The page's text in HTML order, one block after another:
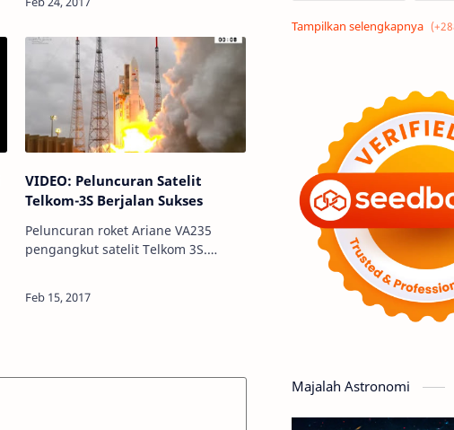
NASA/ESA/CSA Info Astronomy -
merupakan sebuah program…
VIDEO: Peluncuran Satelit
Telkom-3S Berjalan Sukses
Peluncuran roket Ariane VA235
pengangkut satelit Telkom 3S.
Februari 2017 pukul 4:39 WIB, roket
Alam semesta
Tata
Hype Astronot
Asteroid
Premium Komet
Penelitian
Satelit
Aurora
Majalah Astronomi